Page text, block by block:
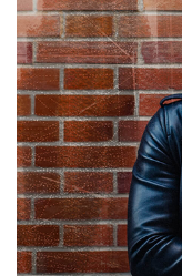
(1783 Overlays)
Large 6000*4000px